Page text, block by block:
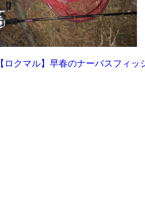
【ロクマル】早春のナーバスフィッ